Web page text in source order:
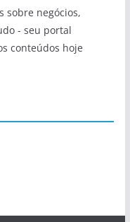
sobre negócios,
- seu portal
conteúdos hoje